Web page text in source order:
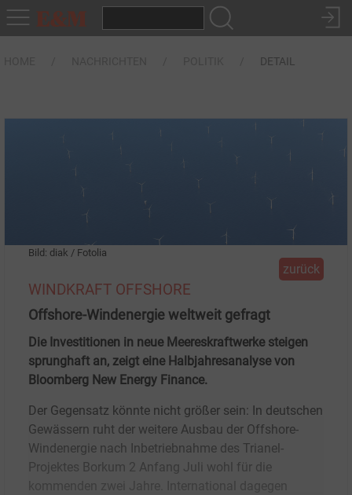
DETAIL
Bild: diak / Fotolia
zurück
WINDKRAFT OFFSHORE
Offshore-Windenergie weltweit gefragt
Die Investitionen in neue Meereskraftwerke steigen
sprunghaft an, zeigt eine Halbjahresanalyse von
Bloomberg New Energy Finance.
Der Gegensatz könnte nicht größer sein: In deutschen
Gewässern ruht der weitere Ausbau der Offshore-
Windenergie nach Inbetriebnahme des Trianel-
Projektes Borkum 2 Anfang Juli wohl für die
kommenden zwei Jahre. International dagegen